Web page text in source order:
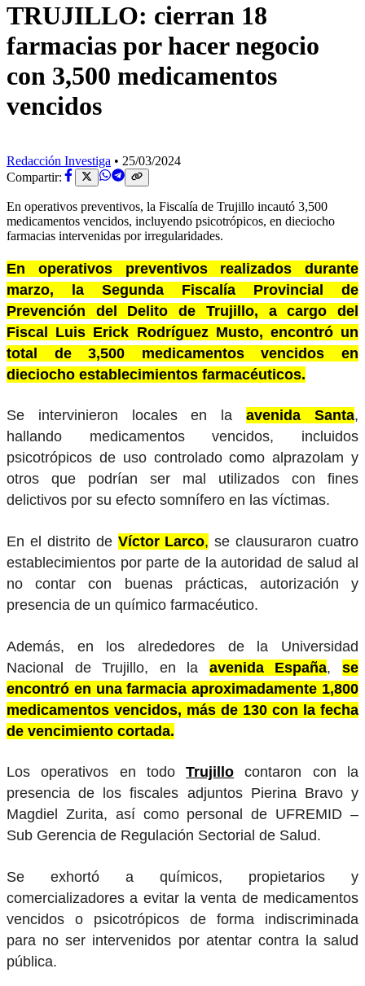
TRUJILLO: cierran 18
farmacias por hacer negocio
con 3,500 medicamentos
vencidos
Redacción Investiga • 25/03/2024
Compartir:
En operativos preventivos, la Fiscalía de Trujillo incautó 3,500
medicamentos vencidos, incluyendo psicotrópicos, en dieciocho
farmacias intervenidas por irregularidades.
En operativos preventivos realizados durante
marzo, la Segunda Fiscalía Provincial de
Prevención del Delito de Trujillo, a cargo del
Fiscal Luis Erick Rodríguez Musto, encontró un
total de 3,500 medicamentos vencidos en
dieciocho establecimientos farmacéuticos.
Se intervinieron locales en laavenida Santa,
hallando medicamentos vencidos, incluidos
psicotrópicos de uso controlado como alprazolam y
otros que podrían ser mal utilizados con fines
delictivos por su efecto somnífero en las víctimas.
En el distrito de Víctor Larco, se clausuraron cuatro
establecimientos por parte de la autoridad de salud al
no contar con buenas prácticas, autorización y
presencia de un químico farmacéutico.
Además, en los alrededores de la Universidad
Nacional de Trujillo, en la avenida España,se
encontró en una farmacia aproximadamente 1,800
medicamentos vencidos, más de 130 con la fecha
de vencimiento cortada.
Los operativos en todoTrujillo contaron con la
presencia de los fiscales adjuntos Pierina Bravo y
Magdiel Zurita, así como personal de UFREMID –
Sub Gerencia de Regulación Sectorial de Salud.
Se exhortó a químicos, propietarios y
comercializadores a evitar la venta de medicamentos
vencidos o psicotrópicos de forma indiscriminada
para no ser intervenidos por atentar contra la salud
pública.